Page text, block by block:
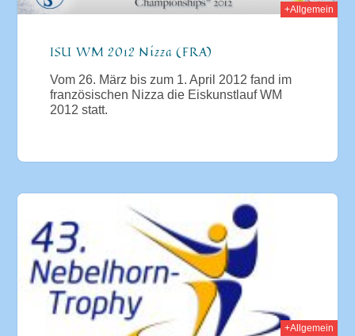
+Allgemein
ISU WM 2012 Nizza (FRA)
Vom 26. März bis zum 1. April 2012 fand im
französischen Nizza die Eiskunstlauf WM
2012 statt.
+Allgemein